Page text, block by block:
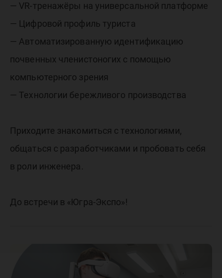
— VR-тренажёры на универсальной платформе
— Цифровой профиль туриста
— Автоматизированную идентификацию
почвенных членистоногих с помощью
компьютерного зрения
— Технологии бережливого производства
Приходите знакомиться с технологиями,
общаться с разработчиками и пробовать себя
в роли инженера.
До встречи в «Югра-Экспо»!